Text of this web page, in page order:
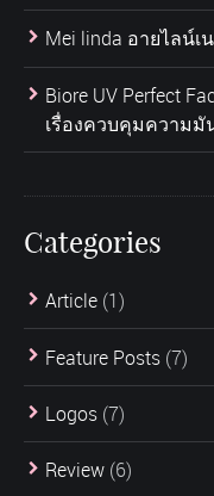
Mei linda อายไลน์
Biore UV Perfect
เรื่องควบคุมความมั
Categories
Article (1)
Feature Posts (7)
Logos (7)
Review (6)